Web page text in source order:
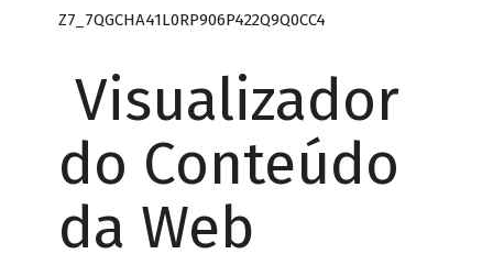
Z7_7QGCHA41L0RP906P422Q9Q0CC4
Visualizador
do Conteúdo
da Web